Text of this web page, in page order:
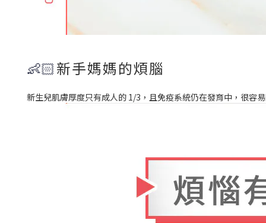
👶🏻 新手媽媽的煩腦
新生兒肌膚厚度只有成人的 1/3，且免疫系統仍在發育中，很容